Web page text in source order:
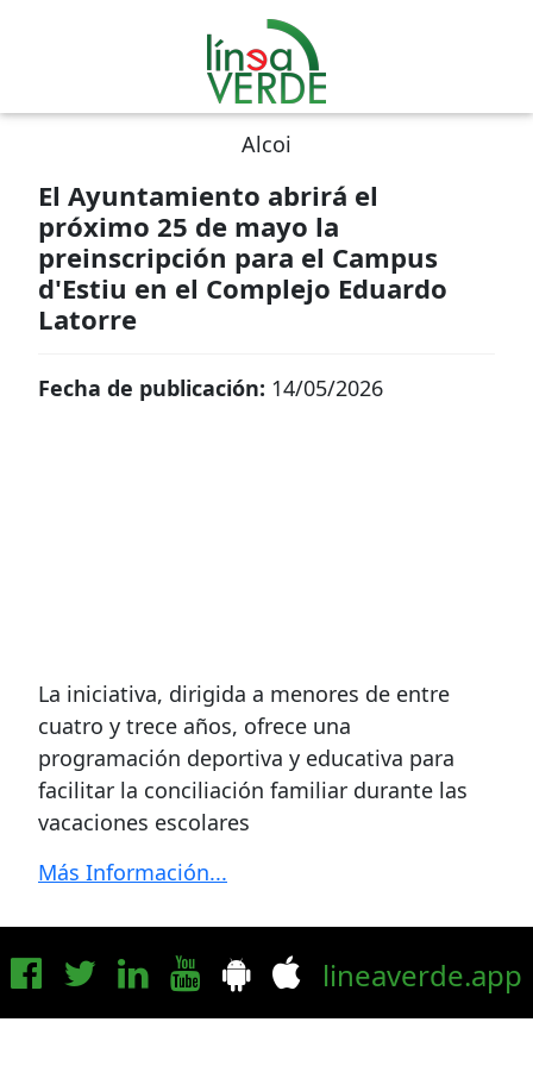
Alcoi
El Ayuntamiento abrirá el
próximo 25 de mayo la
preinscripción para el Campus
d'Estiu en el Complejo Eduardo
Latorre
Fecha de publicación: 14/05/2026
La iniciativa, dirigida a menores de entre
cuatro y trece años, ofrece una
programación deportiva y educativa para
facilitar la conciliación familiar durante las
vacaciones escolares
Más Información...
lineaverde.app